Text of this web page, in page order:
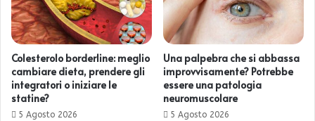
Colesterolo borderline: meglio
cambiare dieta, prendere gli
integratori o iniziare le
statine?
5 Agosto 2026
Una palpebra che si abbassa
improvvisamente? Potrebbe
essere una patologia
neuromuscolare
5 Agosto 2026